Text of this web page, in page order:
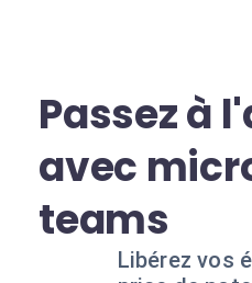
Passez à
avec
teams
Libérez vos